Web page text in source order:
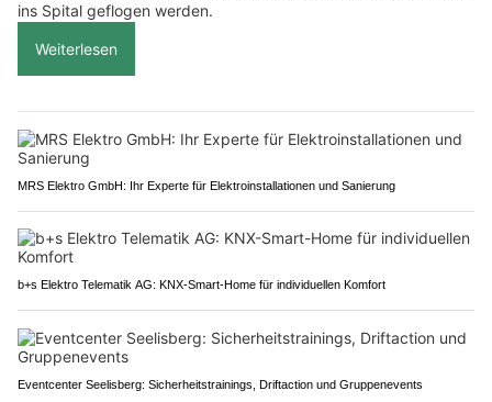
ins Spital geflogen werden.
Weiterlesen
MRS Elektro GmbH: Ihr Experte für Elektroinstallationen und Sanierung
b+s Elektro Telematik AG: KNX-Smart-Home für individuellen Komfort
Eventcenter Seelisberg: Sicherheitstrainings, Driftaction und Gruppenevents